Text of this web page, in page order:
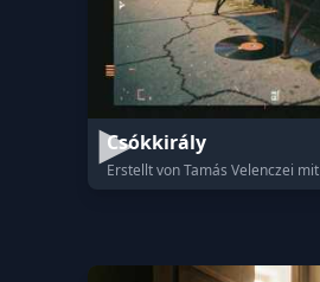
Csókkirály
Erstellt von Tamás Velenczei mit